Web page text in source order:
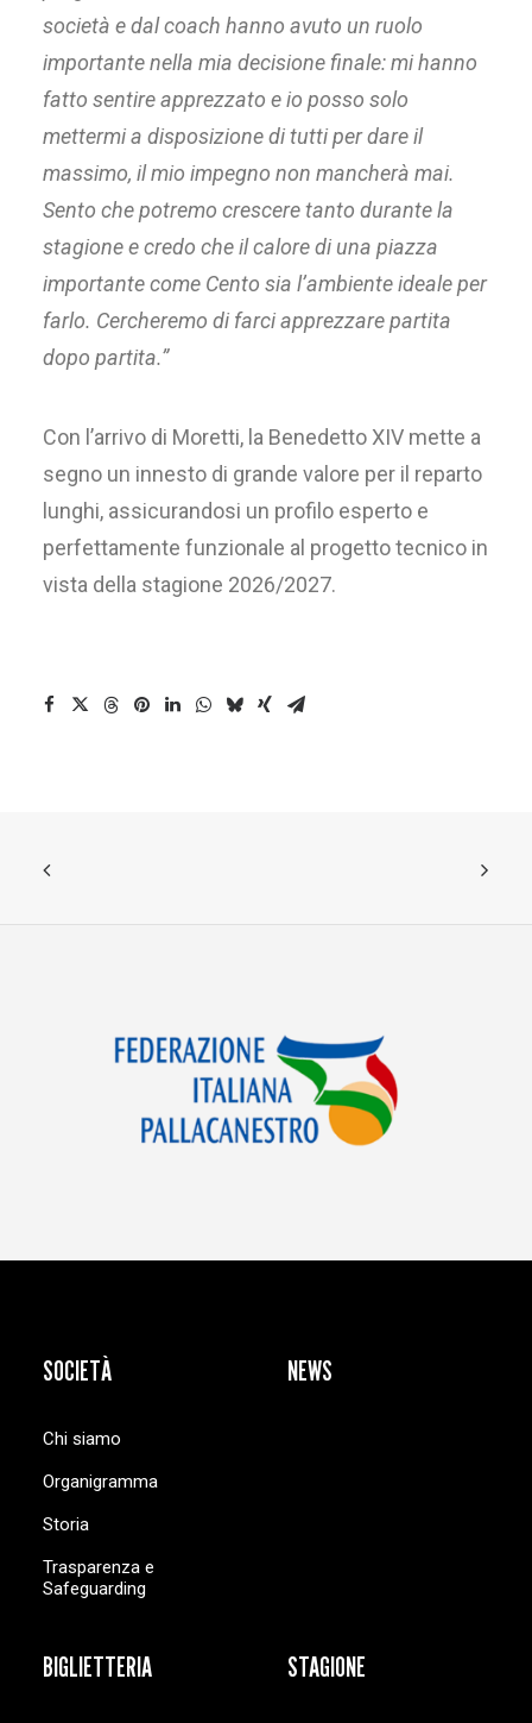
società e dal coach hanno avuto un ruolo
importante nella mia decisione finale: mi hanno
fatto sentire apprezzato e io posso solo
mettermi a disposizione di tutti per dare il
massimo, il mio impegno non mancherà mai.
Sento che potremo crescere tanto durante la
stagione e credo che il calore di una piazza
importante come Cento sia l’ambiente ideale per
farlo. Cercheremo di farci apprezzare partita
dopo partita.”
Con l’arrivo di Moretti, la Benedetto XIV mette a
segno un innesto di grande valore per il reparto
lunghi, assicurandosi un profilo esperto e
perfettamente funzionale al progetto tecnico in
vista della stagione 2026/2027.
SOCIETÀ
Chi siamo
Organigramma
Storia
Trasparenza e
Safeguarding
NEWS
BIGLIETTERIA STAGIONE